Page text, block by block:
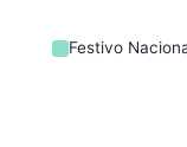
Festivo